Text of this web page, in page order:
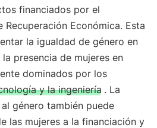
financiados por el
Recuperación Económica. Esta
la igualdad de género en
presencia de mujeres en
dominados por los
y la ingeniería . La
género también puede
las mujeres a la financiación y